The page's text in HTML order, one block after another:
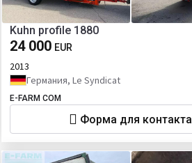
Kuhn profile 1880
24 000 EUR
2013
Германия, Le Syndicat
E-FARM COM
Форма для контакта